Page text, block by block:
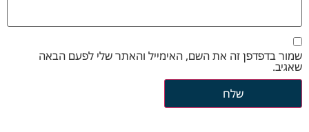
שמור בדפדפן זה את השם, האימייל והאתר שלי לפעם הבאה
שאגיב.